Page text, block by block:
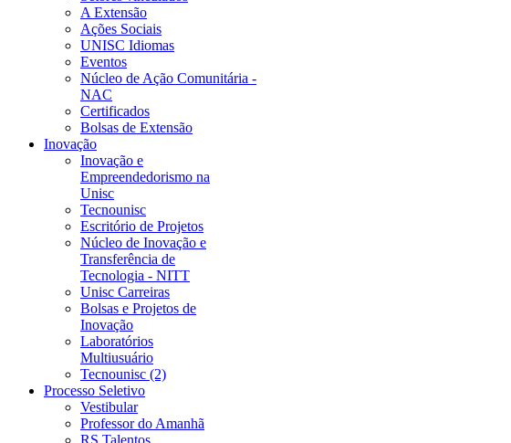
A Extensão
Ações Sociais
UNISC Idiomas
Eventos
Núcleo de Ação Comunitária -
NAC
Certificados
Bolsas de Extensão
Inovação
Inovação e
Empreendedorismo na
Unisc
Tecnounisc
Escritório de Projetos
Núcleo de Inovação e
Transferência de
Tecnologia - NITT
Unisc Carreiras
Bolsas e Projetos de
Inovação
Laboratórios
Multiusuário
Tecnounisc (2)
Processo Seletivo
Vestibular
Professor do Amanhã
RS Talentos